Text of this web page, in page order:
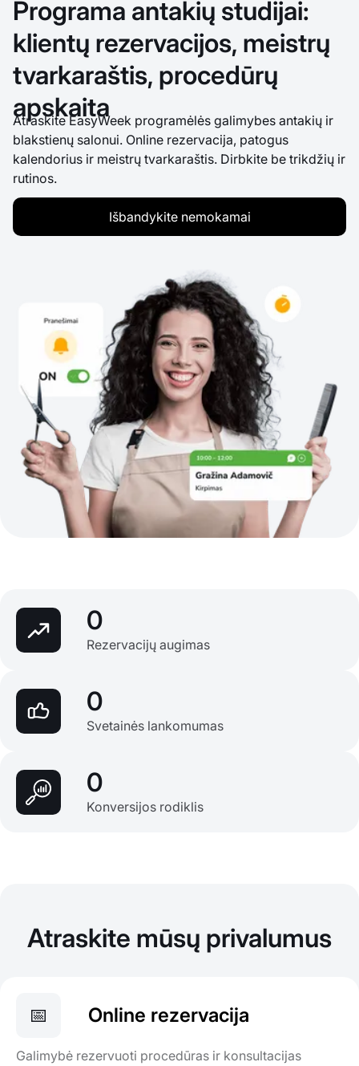
Programa antakių studijai:
klientų rezervacijos, meistrų
tvarkaraštis, procedūrų
apskaita
Atraskite EasyWeek programėlės galimybes antakių ir
blakstienų salonui. Online rezervacija, patogus
kalendorius ir meistrų tvarkaraštis. Dirbkite be trikdžių ir
rutinos.
Išbandykite nemokamai
0
Rezervacijų augimas
0
Svetainės lankomumas
0
Konversijos rodiklis
Atraskite mūsų privalumus
📅 Online rezervacija
Galimybė rezervuoti procedūras ir konsultacijas